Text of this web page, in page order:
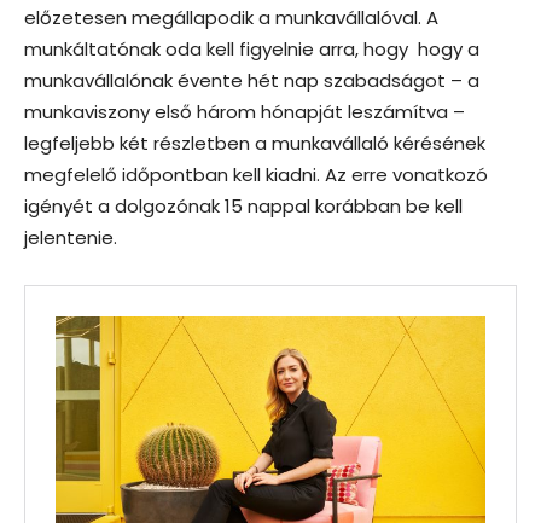
előzetesen megállapodik a munkavállalóval. A
munkáltatónak oda kell figyelnie arra, hogy hogy a
munkavállalónak évente hét nap szabadságot – a
munkaviszony első három hónapját leszámítva –
legfeljebb két részletben a munkavállaló kérésének
megfelelő időpontban kell kiadni. Az erre vonatkozó
igényét a dolgozónak 15 nappal korábban be kell
jelentenie.